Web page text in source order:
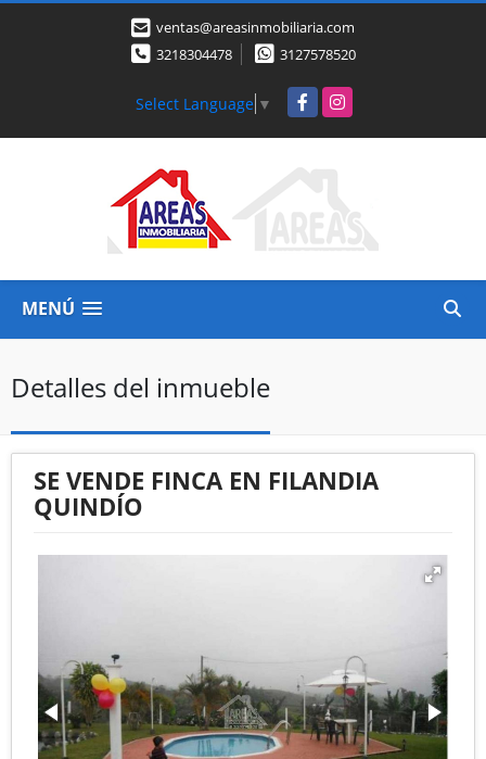
ventas@areasinmobiliaria.com
3218304478
3127578520
Select Language ▼ FacebookInstagram
MENÚ
Detalles del inmueble
SE VENDE FINCA EN FILANDIA
QUINDÍO